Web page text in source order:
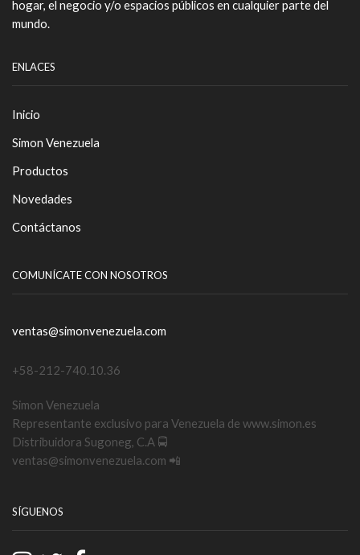
hogar, el negocio y/o espacios públicos en cualquier parte del
mundo.
ENLACES
Inicio
Simon Venezuela
Productos
Novedades
Contáctanos
COMUNÍCATE CON NOSOTROS
ventas@simonvenezuela.com
+58-212-740.10.36
Simon Venezuela
Representante exclusivo para Venezuela de www.simon.es
Distribuidora Sugoneg, C.A 🚍
ventas@simonvenezuela.com 📲
SÍGUENOS